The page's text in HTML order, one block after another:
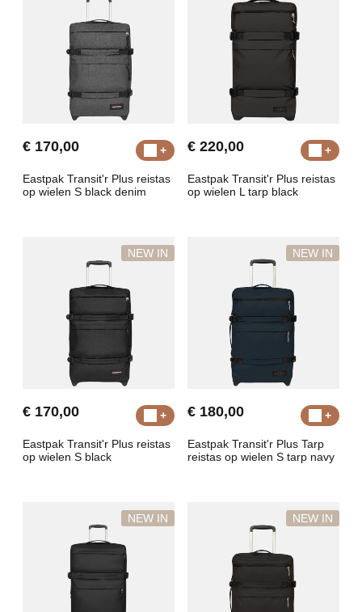
€ 170,00
Eastpak Transit'r Plus reistas
op wielen S black denim
€ 220,00
Eastpak Transit'r Plus reistas
op wielen L tarp black
NEW IN
€ 170,00
Eastpak Transit'r Plus reistas
op wielen S black
NEW IN
€ 180,00
Eastpak Transit'r Plus Tarp
reistas op wielen S tarp navy
NEW IN NEW IN